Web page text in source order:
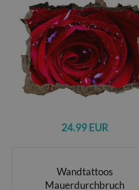
24.99 EUR
Wandtattoos
Mauerdurchbruch